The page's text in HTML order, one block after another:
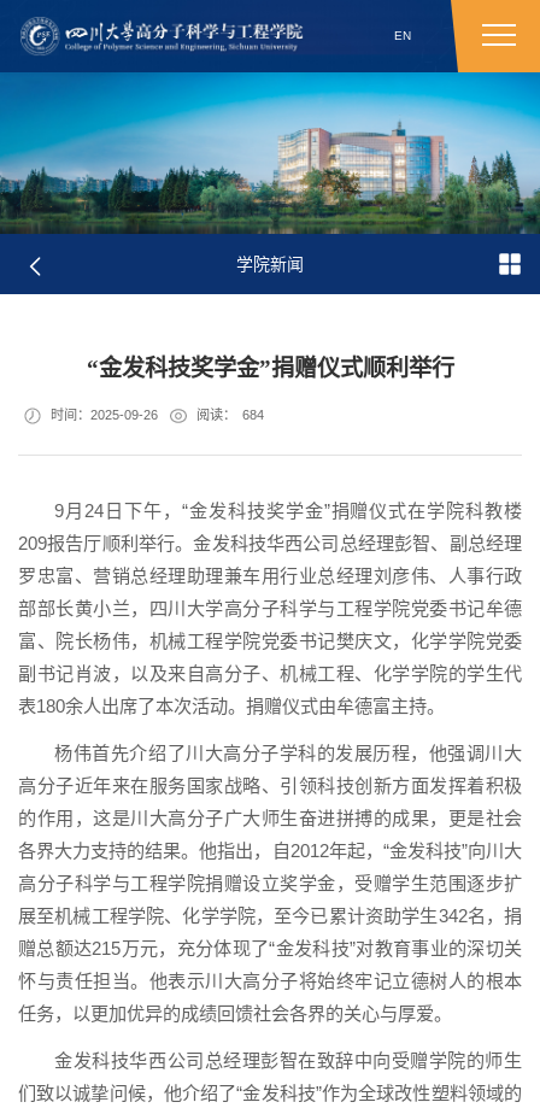
EN
学院新闻
“金发科技奖学金”捐赠仪式顺利举行
时间：2025-09-26 阅读： 684
9月24日下午，“金发科技奖学金”捐赠仪式在学院科教楼
209报告厅顺利举行。金发科技华西公司总经理彭智、副总经理
罗忠富、营销总经理助理兼车用行业总经理刘彦伟、人事行政
部部长黄小兰，四川大学高分子科学与工程学院党委书记牟德
富、院长杨伟，机械工程学院党委书记樊庆文，化学学院党委
副书记肖波，以及来自高分子、机械工程、化学学院的学生代
表180余人出席了本次活动。捐赠仪式由牟德富主持。
杨伟首先介绍了川大高分子学科的发展历程，他强调川大
高分子近年来在服务国家战略、引领科技创新方面发挥着积极
的作用，这是川大高分子广大师生奋进拼搏的成果，更是社会
各界大力支持的结果。他指出，自2012年起，“金发科技”向川大
高分子科学与工程学院捐赠设立奖学金，受赠学生范围逐步扩
展至机械工程学院、化学学院，至今已累计资助学生342名，捐
赠总额达215万元，充分体现了“金发科技”对教育事业的深切关
怀与责任担当。他表示川大高分子将始终牢记立德树人的根本
任务，以更加优异的成绩回馈社会各界的关心与厚爱。
金发科技华西公司总经理彭智在致辞中向受赠学院的师生
们致以诚挚问候，他介绍了“金发科技”作为全球改性塑料领域的